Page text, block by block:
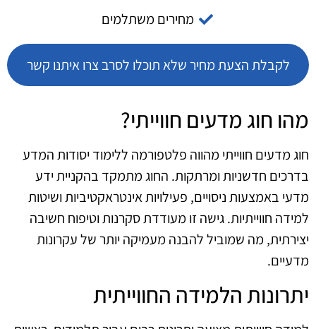
מחירים משתלמים
לקבלת הצעת מחיר שלא תוכלו לסרב צרו איתנו קשר
מהו חוג מדעים חווייתי?
חוג מדעים חווייתי מהווה פלטפורמה ללימוד יסודות המדע
בדרכים חדשניות ומרתקות. החוג מתמקד בהקניית ידע
מדעי באמצעות ניסויים, פעילויות אינטראקטיביות ושיטות
למידה חווייתיות. גישה זו מעודדת סקרנות וטיפוח חשיבה
יצירתית, מה שמוביל להבנה מעמיקה יותר של עקרונות
מדעיים.
יתרונות הלמידה החווייתית